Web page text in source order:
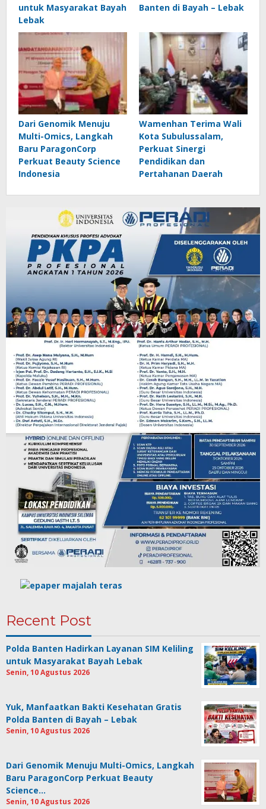
untuk Masyarakat Bayah
Lebak
Banten di Bayah – Lebak
Dari Genomik Menuju
Multi-Omics, Langkah
Baru ParagonCorp
Perkuat Beauty Science
Indonesia
Wamenhan Terima Wali
Kota Subulussalam,
Perkuat Sinergi
Pendidikan dan
Pertahanan Daerah
Recent Post
Polda Banten Hadirkan Layanan SIM Keliling
untuk Masyarakat Bayah Lebak
Senin, 10 Agustus 2026
Yuk, Manfaatkan Bakti Kesehatan Gratis
Polda Banten di Bayah – Lebak
Senin, 10 Agustus 2026
Dari Genomik Menuju Multi-Omics, Langkah
Baru ParagonCorp Perkuat Beauty
Science…
Senin, 10 Agustus 2026